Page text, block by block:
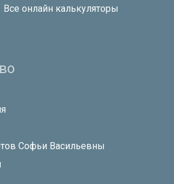
Все онлайн калькуляторы
Софьи Васильевны